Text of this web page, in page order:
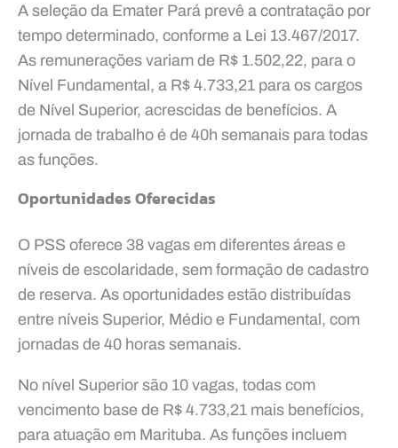
A seleção da Emater Pará prevê a contratação por
tempo determinado, conforme a Lei 13.467/2017.
As remunerações variam de R$ 1.502,22, para o
Nível Fundamental, a R$ 4.733,21 para os cargos
de Nível Superior, acrescidas de benefícios. A
jornada de trabalho é de 40h semanais para todas
as funções.
Oportunidades Oferecidas
O PSS oferece 38 vagas em diferentes áreas e
níveis de escolaridade, sem formação de cadastro
de reserva. As oportunidades estão distribuídas
entre níveis Superior, Médio e Fundamental, com
jornadas de 40 horas semanais.
No nível Superior são 10 vagas, todas com
vencimento base de R$ 4.733,21 mais benefícios,
para atuação em Marituba. As funções incluem